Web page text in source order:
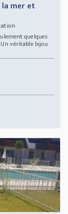
la mer et
quelques
véritable bijou